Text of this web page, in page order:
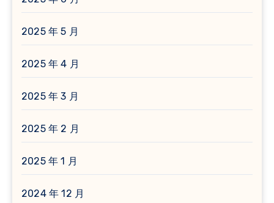
2025 年 5 月
2025 年 4 月
2025 年 3 月
2025 年 2 月
2025 年 1 月
2024 年 12 月